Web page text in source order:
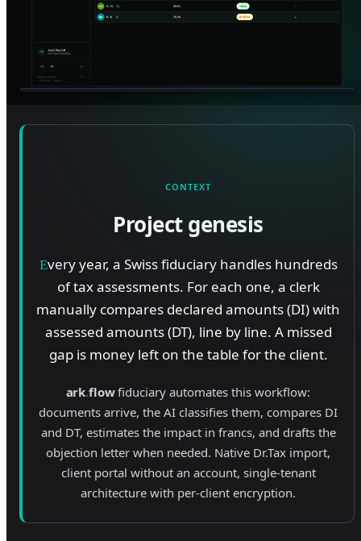
CONTEXT
Project genesis
Every year, a Swiss fiduciary handles hundreds
of tax assessments. For each one, a clerk
manually compares declared amounts (DI) with
assessed amounts (DT), line by line. A missed
gap is money left on the table for the client.
ark.flowfiduciary automates this workflow:
documents arrive, the AI classifies them, compares DI
and DT, estimates the impact in francs, and drafts the
objection letter when needed. Native Dr.Tax import,
client portal without an account, single-tenant
architecture with per-client encryption.